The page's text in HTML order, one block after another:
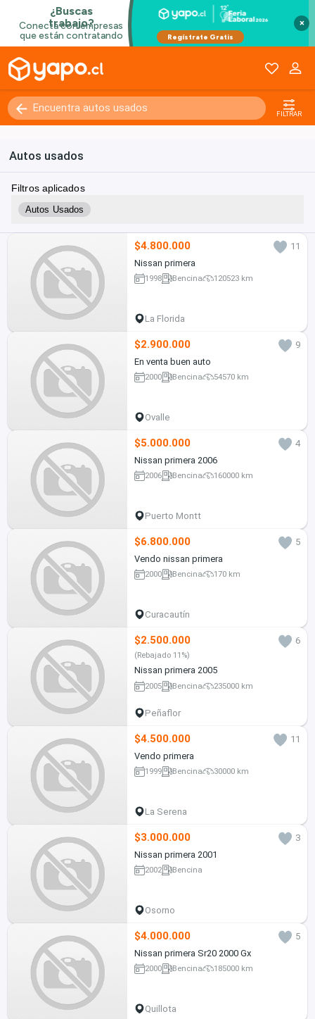
×
FILTRAR
Autos usados
Filtros aplicados
Autos Usados
$4.800.000
11
Nissan primera
1998 Bencina 120523 km
La Florida
$2.900.000
9
En venta buen auto
2000 Bencina 54570 km
Ovalle
$5.000.000
4
Nissan primera 2006
2006 Bencina 160000 km
Puerto Montt
$6.800.000
5
Vendo nissan primera
2000 Bencina 170 km
Curacautín
$2.500.000 6
(Rebajado 11%)
Nissan primera 2005
2005 Bencina 235000 km
Peñaflor
$4.500.000
11
Vendo primera
1999 Bencina 30000 km
La Serena
$3.000.000
3
Nissan primera 2001
2002 Bencina
Osorno
$4.000.000
5
Nissan primera Sr20 2000 Gx
2000 Bencina 185000 km
Quillota